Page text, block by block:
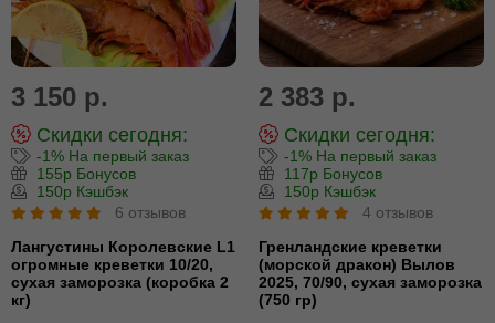
3 150 р.
Скидки сегодня:
-1% На первый заказ
155р Бонусов
150р Кэшбэк
6 отзывов
Лангустины Королевские L1
огромные креветки 10/20,
сухая заморозка (коробка 2
кг)
2 383 р.
Скидки сегодня:
-1% На первый заказ
117р Бонусов
150р Кэшбэк
4 отзывов
Гренландские креветки
(морской дракон) Вылов
2025, 70/90, сухая заморозка
(750 гр)